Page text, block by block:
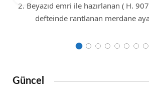
2. Beyazıd emri ile hazırlanan ( H.
defteinde rantlanan merdane
Güncel